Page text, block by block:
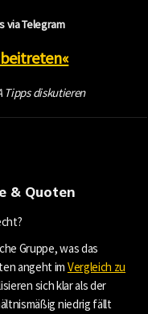
via Telegram
Tipps diskutieren
& Quoten
Gruppe, was das
angeht im Vergleich zu
sich klar als der
niedrig fällt